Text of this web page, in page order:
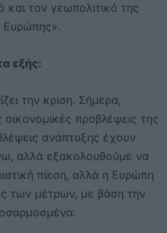
και τον γεωπολιτικό της
Ευρώπης».
εξής:
την κρίση. Σήμερα,
προβλέψεις της
ανάπτυξης έχουν
αλλά εξακολουθούμε να
πίεση, αλλά η Ευρώπη
των μέτρων, με βάση την